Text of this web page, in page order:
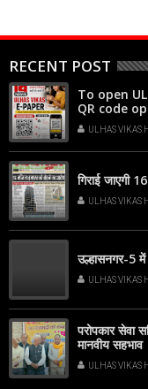
RECENT POST
To open
QR code
Lens,
popup that
ULHAS VIKAS
गिराई जाएगी
ULHAS VIKAS
उल्हासनगर-5
ULHAS VIKAS
परोपकार सेवा
मानवीय सहभाव
ULHAS VIKAS